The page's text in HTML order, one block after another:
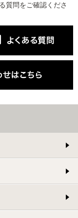
質問をご確認くださ